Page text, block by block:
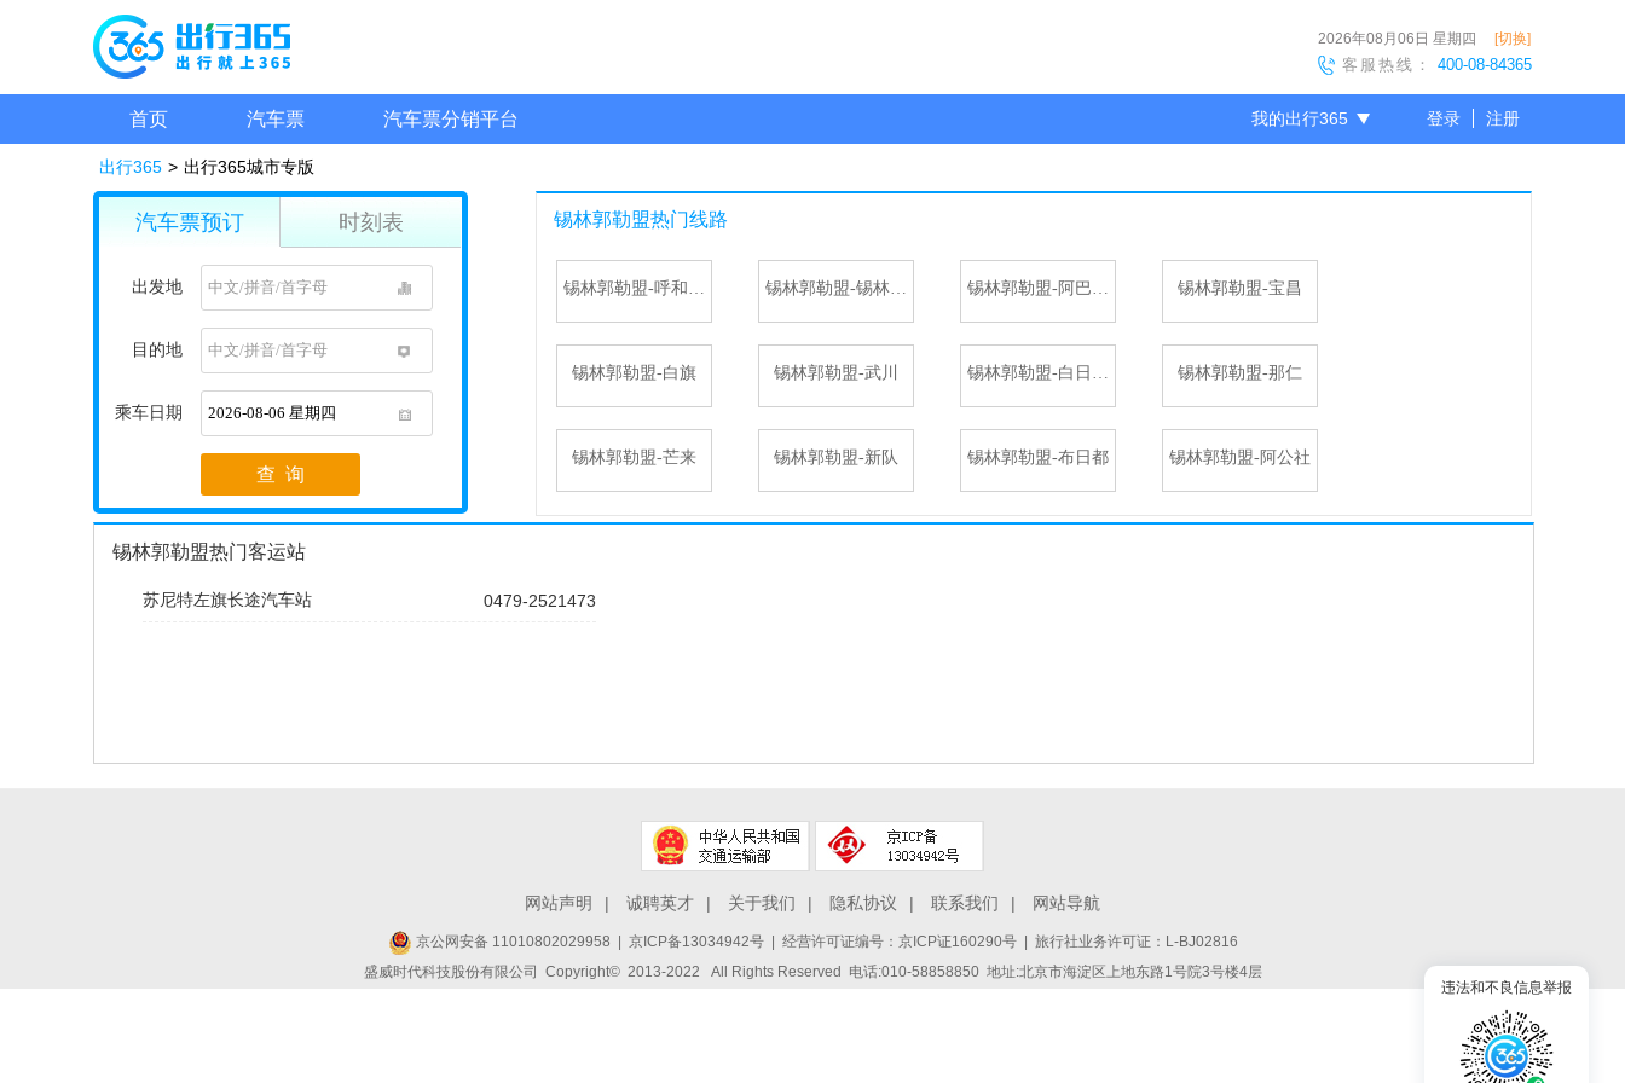
2026年08月06日 星期四 [切换]
客服热线： 400-08-84365
首页 汽车票 汽车票分销平台 我的出行365 登录 注册
出行365 > 出行365城市专版
汽车票预订 时刻表
出发地
目的地
1
乘车日期
1
查 询
锡林郭勒盟热门线路
锡林郭勒盟-呼和浩特 锡林郭勒盟-锡林浩特 锡林郭勒盟-阿巴嘎旗 锡林郭勒盟-宝昌
锡林郭勒盟-白旗 锡林郭勒盟-武川 锡林郭勒盟-白日乌拉 锡林郭勒盟-那仁
锡林郭勒盟-芒来 锡林郭勒盟-新队 锡林郭勒盟-布日都 锡林郭勒盟-阿公社
锡林郭勒盟热门客运站
苏尼特左旗长途汽车站 0479-2521473
网站声明 | 诚聘英才 | 关于我们 | 隐私协议 | 联系我们 | 网站导航
京公网安备 11010802029958 京ICP备13034942号| 经营许可证编号：京ICP证160290号 | 旅行社业务许可证：L-BJ02816
盛威时代科技股份有限公司 Copyright© 2013-2022 All Rights Reserved 电话:010-58858850 地址:北京市海淀区上地东路1号院3号楼4层
违法和不良信息举报